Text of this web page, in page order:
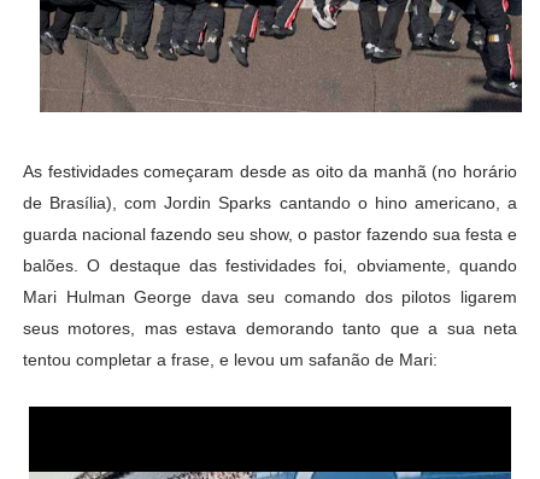
As festividades começaram desde as oito da manhã (no horário
de Brasília), com Jordin Sparks cantando o hino americano, a
guarda nacional fazendo seu show, o pastor fazendo sua festa e
balões. O destaque das festividades foi, obviamente, quando
Mari Hulman George dava seu comando dos pilotos ligarem
seus motores, mas estava demorando tanto que a sua neta
tentou completar a frase, e levou um safanão de Mari: